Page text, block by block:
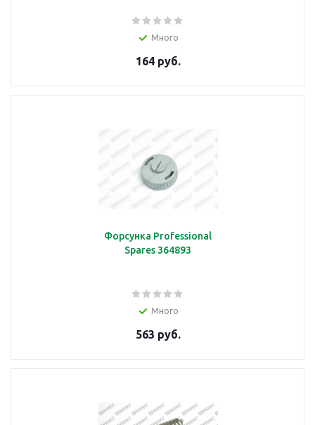
Дверь
подробнее
Много
164 руб.
Форсунка Professional
Spares 364893
Много
563 руб.